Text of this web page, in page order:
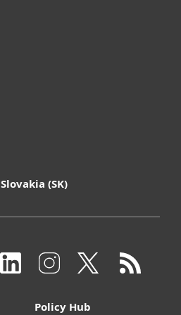
Slovakia (SK)
Policy Hub